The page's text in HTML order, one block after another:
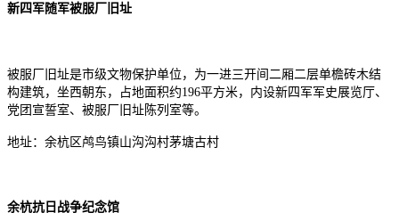
新四军随军被服厂旧址
被服厂旧址是市级文物保护单位，为一进三开间二厢二层单檐砖木结
构建筑，坐西朝东，占地面积约196平方米，内设新四军军史展览厅、
党团宣誓室、被服厂旧址陈列室等。
地址：余杭区鸬鸟镇山沟沟村茅塘古村
余杭抗日战争纪念馆